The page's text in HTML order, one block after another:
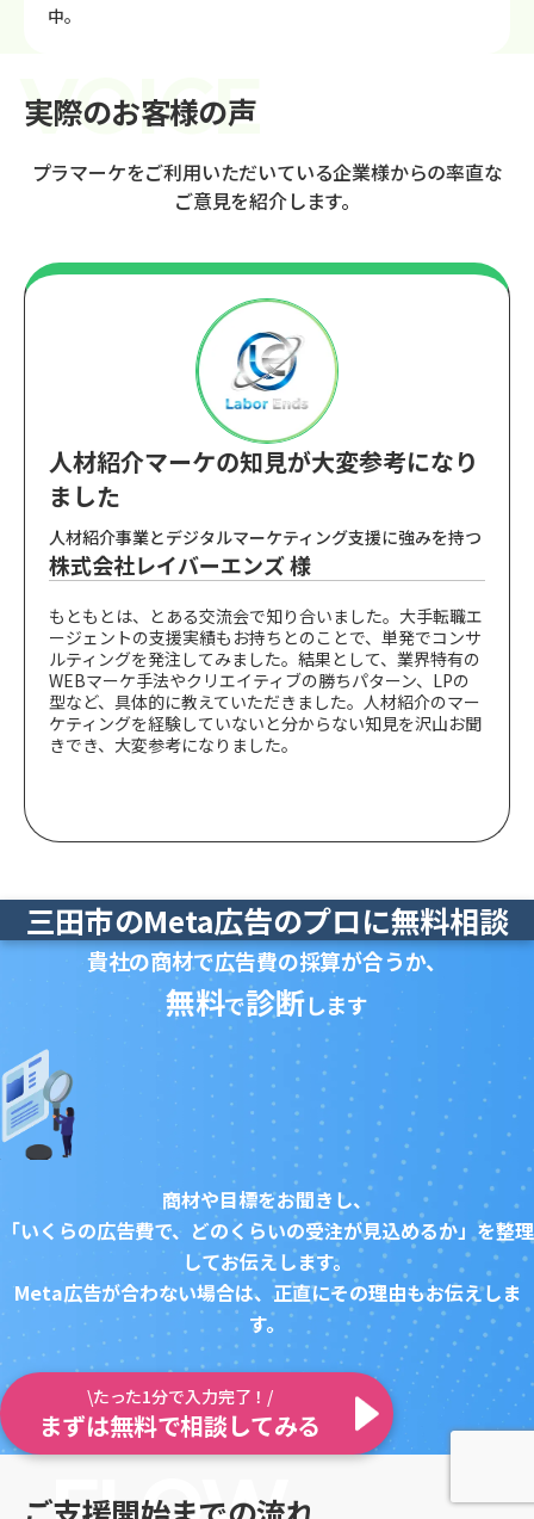
中。
実際のお客様の声
プラマーケをご利用いただいている企業様からの率直な
ご意見を紹介します。
人材紹介マーケの知見が大変参考になり
ました
人材紹介事業とデジタルマーケティング支援に強みを持つ
株式会社レイバーエンズ 様
もともとは、とある交流会で知り合いました。大手転職エ
ージェントの支援実績もお持ちとのことで、単発でコンサ
ルティングを発注してみました。結果として、業界特有の
WEBマーケ手法やクリエイティブの勝ちパターン、LPの
型など、具体的に教えていただきました。人材紹介のマー
ケティングを経験していないと分からない知見を沢山お聞
きでき、大変参考になりました。
三田市のMeta広告のプロに無料相談
貴社の商材で広告費の採算が合うか、
無料で診断します
商材や目標をお聞きし、
「いくらの広告費で、どのくらいの受注が見込めるか」を整理
してお伝えします。
Meta広告が合わない場合は、正直にその理由もお伝えしま
す。
\たった1分で入力完了！/
まずは無料で相談してみる